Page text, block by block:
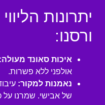
יתרונות
ורסנו:
איכות סאונד מעולה:
אולפני ללא פשרות.
נאמנות למקור:
של אבישי. שמרנו על